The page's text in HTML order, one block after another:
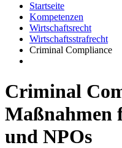
Startseite
Kompetenzen
Wirtschaftsrecht
Wirtschaftsstrafrecht
Criminal Compliance
Criminal
Maßnahmen
und NPOs